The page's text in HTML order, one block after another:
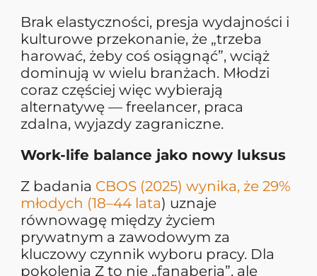
Brak elastyczności, presja wydajności i
kulturowe przekonanie, że „trzeba
harować, żeby coś osiągnąć”, wciąż
dominują w wielu branżach. Młodzi
coraz częściej więc wybierają
alternatywę — freelancer, praca
zdalna, wyjazdy zagraniczne.
Work-life balance jako nowy luksus
Z badania CBOS (2025) wynika, że 29%
młodych (18–44 lata) uznaje
równowagę między życiem
prywatnym a zawodowym za
kluczowy czynnik wyboru pracy. Dla
pokolenia Z to nie „fanaberia”, ale